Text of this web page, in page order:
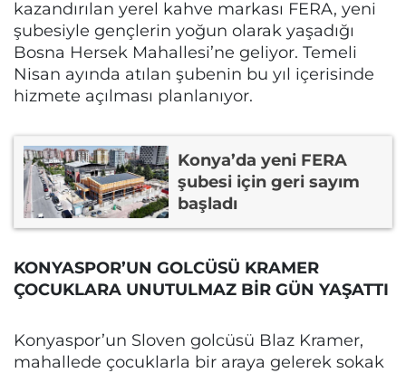
kazandırılan yerel kahve markası FERA, yeni
şubesiyle gençlerin yoğun olarak yaşadığı
Bosna Hersek Mahallesi’ne geliyor. Temeli
Nisan ayında atılan şubenin bu yıl içerisinde
hizmete açılması planlanıyor.
Konya’da yeni FERA
şubesi için geri sayım
başladı
KONYASPOR’UN GOLCÜSÜ KRAMER
ÇOCUKLARA UNUTULMAZ BİR GÜN YAŞATTI
Konyaspor’un Sloven golcüsü Blaz Kramer,
mahallede çocuklarla bir araya gelerek sokak